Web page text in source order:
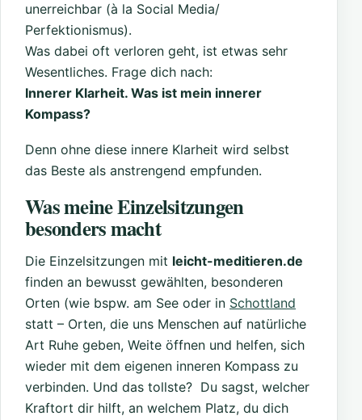
unerreichbar (à la Social Media/
Perfektionismus).
Was dabei oft verloren geht, ist etwas sehr
Wesentliches. Frage dich nach:
Innerer Klarheit. Was ist mein innerer
Kompass?
Denn ohne diese innere Klarheit wird selbst
das Beste als anstrengend empfunden.
Was meine Einzelsitzungen
besonders macht
Die Einzelsitzungen mit leicht-meditieren.de
finden an bewusst gewählten, besonderen
Orten (wie bspw. am See oder in Schottland
statt – Orten, die uns Menschen auf natürliche
Art Ruhe geben, Weite öffnen und helfen, sich
wieder mit dem eigenen inneren Kompass zu
verbinden. Und das tollste? Du sagst, welcher
Kraftort dir hilft, an welchem Platz, du dich